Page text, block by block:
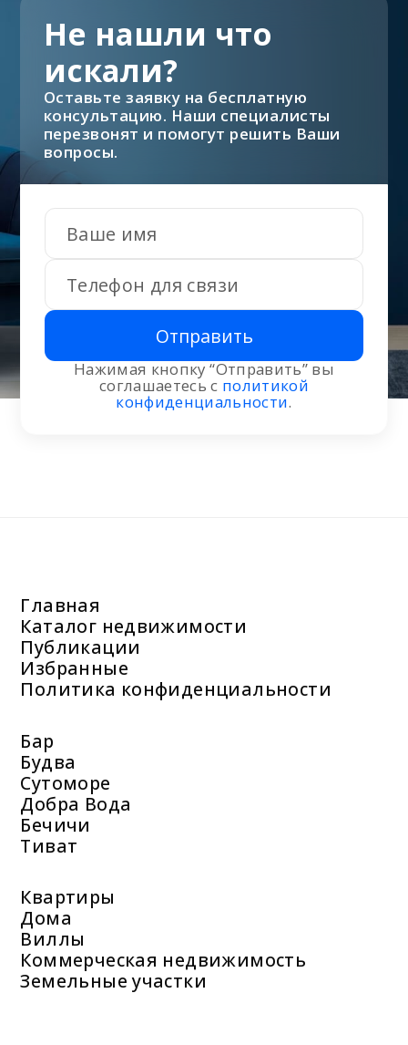
Отправить
Нажимая кнопку “Отправить” вы
соглашаетесь с политикой
конфиденциальности.
Не нашли что
искали?
Оставьте заявку на бесплатную
консультацию. Наши специалисты
перезвонят и помогут решить Ваши
вопросы.
Главная
Каталог недвижимости
Публикации
Избранные
Политика конфиденциальности
Бар
Будва
Сутоморе
Добра Вода
Бечичи
Тиват
Квартиры
Дома
Виллы
Коммерческая недвижимость
Земельные участки